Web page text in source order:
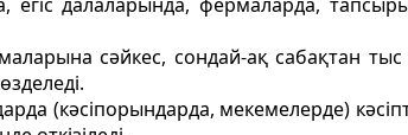
сәйкес, сондай-ақ сабақтан
(кәсiпорындарда, мекемелерде)